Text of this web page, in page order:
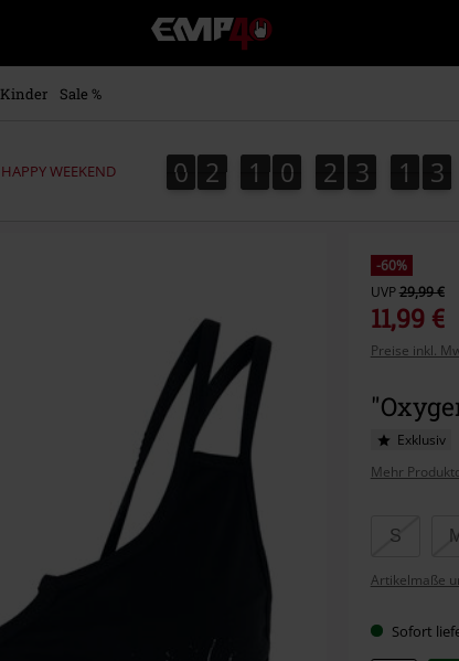
EMP
Merchandise
-
Rock
&
Kinder Sale %
HAPPY WEEKEND 0
0 2
2 1
1 0
0 2
2 3
3 1
1 2
3
2
5
3
-60%
UVP29,99 €
11,99 €
Preise inkl.
Exklusiv
Mehr
Wähle
Größe
S
Artikelmaße
Sofort